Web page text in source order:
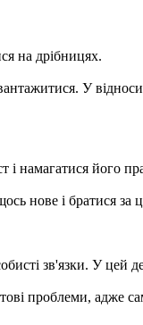
на дрібницях.
У
його
нове і братися за
зв'язки. У цей
проблеми, адже